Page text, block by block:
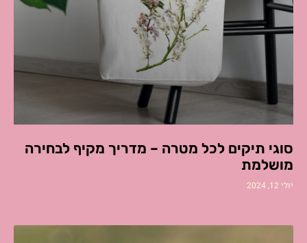
סוגי תיקים לכל מטרה – מדריך מקיף לבחירה
מושלמת
יולי 12, 2024